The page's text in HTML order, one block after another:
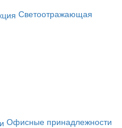
Светоотражающая
Офисные принадлежности